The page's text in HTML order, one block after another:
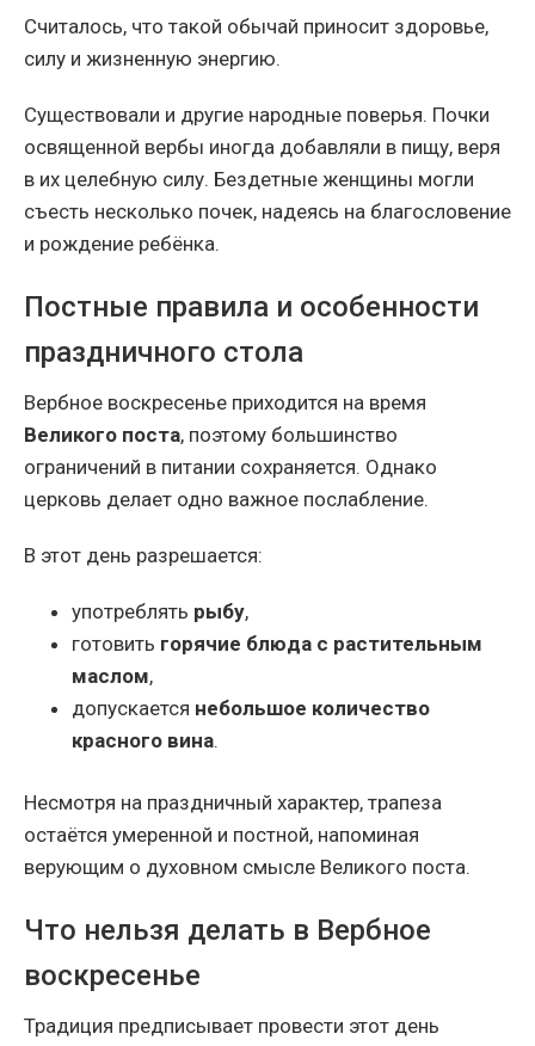
Считалось, что такой обычай приносит здоровье,
силу и жизненную энергию.
Существовали и другие народные поверья. Почки
освященной вербы иногда добавляли в пищу, веря
в их целебную силу. Бездетные женщины могли
съесть несколько почек, надеясь на благословение
и рождение ребёнка.
Постные правила и особенности
праздничного стола
Вербное воскресенье приходится на время
Великого поста, поэтому большинство
ограничений в питании сохраняется. Однако
церковь делает одно важное послабление.
В этот день разрешается:
употреблять рыбу,
готовить горячие блюда с растительным
маслом,
допускается небольшое количество
красного вина.
Несмотря на праздничный характер, трапеза
остаётся умеренной и постной, напоминая
верующим о духовном смысле Великого поста.
Что нельзя делать в Вербное
воскресенье
Традиция предписывает провести этот день